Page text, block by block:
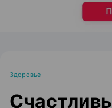
Здоровье